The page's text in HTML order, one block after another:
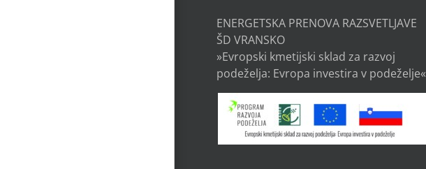
ENERGETSKA PRENOVA RAZSVETLJAVE
ŠD VRANSKO
»Evropski kmetijski sklad za razvoj
podeželja: Evropa investira v podeželje«